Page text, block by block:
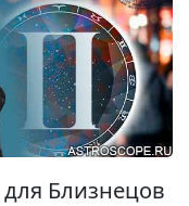
Близнецов